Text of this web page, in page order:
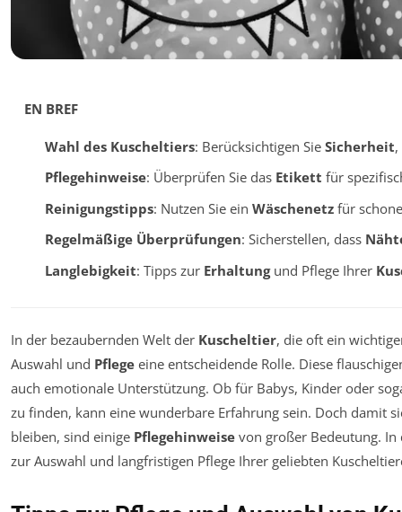
EN BREF
Wahl des Kuscheltiers: Berücksichtigen Sie Sicherheit,
Pflegehinweise: Überprüfen Sie das Etikett für
Reinigungstipps: Nutzen Sie ein Wäschenetzfür
Regelmäßige Überprüfungen: Sicherstellen, dass
Langlebigkeit: Tipps zur Erhaltungund Pflege Ihrer
In der bezaubernden Welt der Kuscheltier, die oft ein
Auswahl und Pflege eine entscheidende Rolle. Diese
auch emotionale Unterstützung. Ob für Babys, Kinder oder
zu finden, kann eine wunderbare Erfahrung sein. Doch damit
bleiben, sind einige Pflegehinweise von großer Bedeutung. In
zur Auswahl und langfristigen Pflege Ihrer geliebten